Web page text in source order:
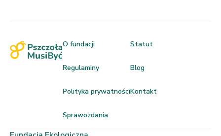
O fundacji
Regulaminy
Polityka prywatności
Sprawozdania
Statut
Blog
Kontakt